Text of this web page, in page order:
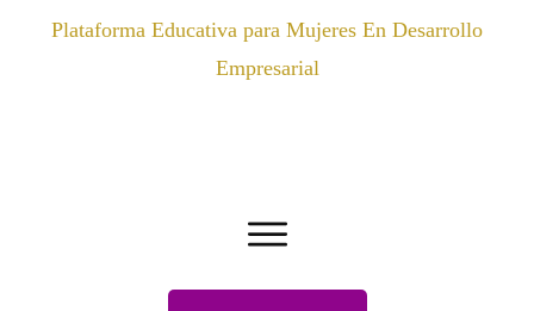
Plataforma Educativa para Mujeres En Desarrollo
Empresarial